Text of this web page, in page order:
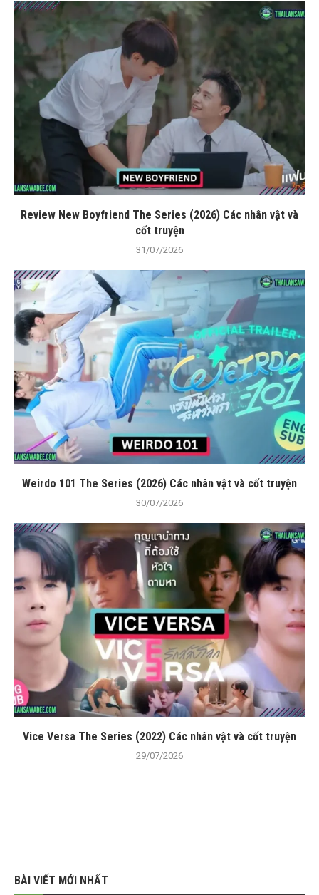
Review New Boyfriend The Series (2026) Các nhân vật và
cốt truyện
31/07/2026
Weirdo 101 The Series (2026) Các nhân vật và cốt truyện
30/07/2026
Vice Versa The Series (2022) Các nhân vật và cốt truyện
29/07/2026
BÀI VIẾT MỚI NHẤT